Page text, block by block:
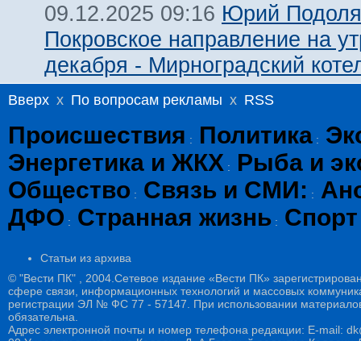
09.12.2025 09:16 Юрий
Покровское направление на
декабря - Мирноградский
Вверх x По вопросам рекламы x RSS
Происшествия : Политика :
Энергетика и ЖКХ :
Рыба и
Общество : Связь и СМИ: :
ДФО : Странная жизнь : Спорт
Статьи из архива
© "Вести ПК" , 2004.Сетевое издание «Вести ПК»
сфере связи, информационных технологий и массовых
регистрации ЭЛ № ФС 77 - 57147. При использовании
обязательна.
Адрес электронной почты и номер телефона редакции: E-mail: